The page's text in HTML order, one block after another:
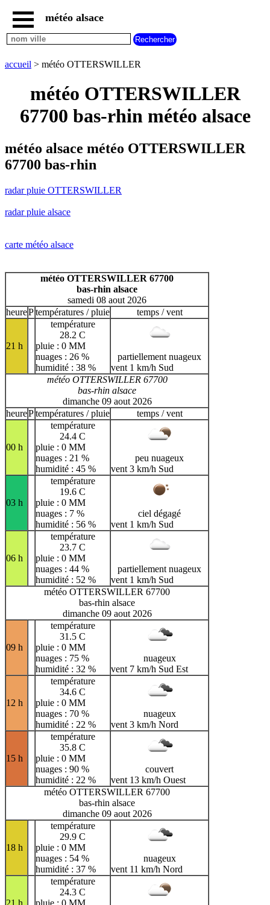
accueil
radar
OTTERSWILLER
radar
alsace
carte
météo
météo
H
I J K L M
N
T
U
V
W X Y Z
météo alsace
accueil > météo OTTERSWILLER
météo OTTERSWILLER
67700 bas-rhin météo alsace
météo alsace météo OTTERSWILLER
67700 bas-rhin
radar pluie OTTERSWILLER
radar pluie alsace
carte météo alsace
météo OTTERSWILLER 67700
bas-rhin alsace
samedi 08 aout 2026
heurePtempératures / pluie temps / vent
21 h
température
28.2 C
pluie : 0 MM
nuages : 26 %
humidité : 38 %
partiellement nuageux
vent 1 km/h Sud
météo OTTERSWILLER 67700
bas-rhin alsace
dimanche 09 aout 2026
heurePtempératures / pluie temps / vent
00 h
température
24.4 C
pluie : 0 MM
nuages : 21 %
humidité : 45 %
peu nuageux
vent 3 km/h Sud
03 h
température
19.6 C
pluie : 0 MM
nuages : 7 %
humidité : 56 %
ciel dégagé
vent 1 km/h Sud
06 h
température
23.7 C
pluie : 0 MM
nuages : 44 %
humidité : 52 %
partiellement nuageux
vent 1 km/h Sud
météo OTTERSWILLER 67700
bas-rhin alsace
dimanche 09 aout 2026
09 h
température
31.5 C
pluie : 0 MM
nuages : 75 %
humidité : 32 %
nuageux
vent 7 km/h Sud Est
12 h
température
34.6 C
pluie : 0 MM
nuages : 70 %
humidité : 22 %
nuageux
vent 3 km/h Nord
15 h
température
35.8 C
pluie : 0 MM
nuages : 90 %
humidité : 22 %
couvert
vent 13 km/h Ouest
météo OTTERSWILLER 67700
bas-rhin alsace
dimanche 09 aout 2026
18 h
température
29.9 C
pluie : 0 MM
nuages : 54 %
humidité : 37 %
nuageux
vent 11 km/h Nord
21 h
température
24.3 C
pluie : 0 MM